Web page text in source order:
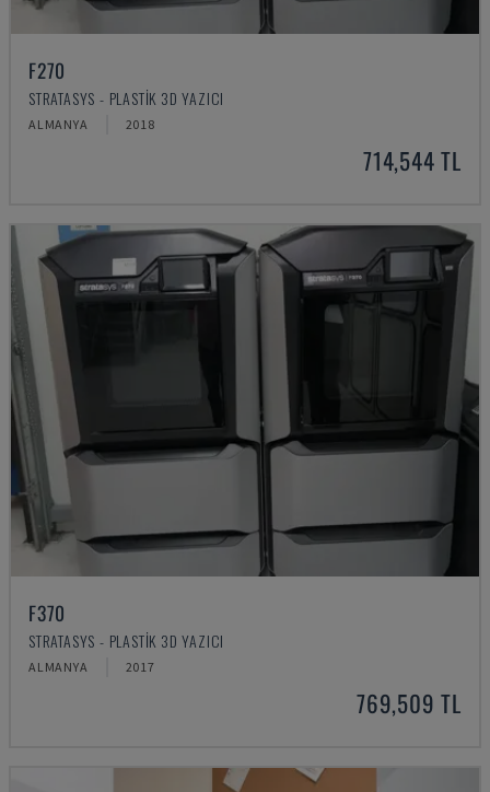
F270
STRATASYS - PLASTIK 3D YAZICI
ALMANYA 2018
714,544 TL
F370
STRATASYS - PLASTIK 3D YAZICI
ALMANYA 2017
769,509 TL